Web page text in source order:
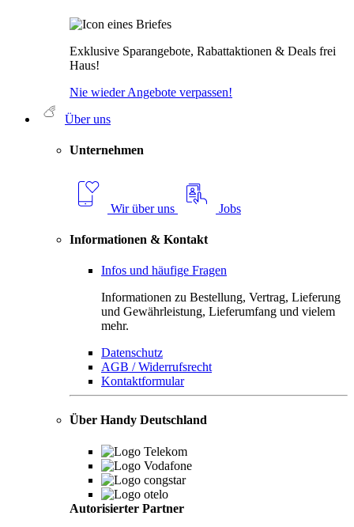
Exklusive Sparangebote, Rabattaktionen & Deals frei
Haus!
Nie wieder Angebote verpassen!
Über uns
Unternehmen
Wir über uns Jobs
Informationen & Kontakt
Infos und häufige Fragen
Informationen zu Bestellung, Vertrag, Lieferung
und Gewährleistung, Lieferumfang und vielem
mehr.
Datenschutz
AGB / Widerrufsrecht
Kontaktformular
Über Handy Deutschland
Autorisierter Partner